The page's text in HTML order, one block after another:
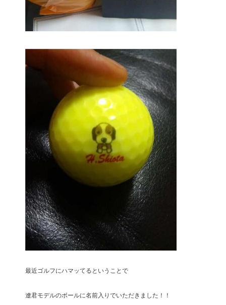
最近ゴルフにハマッてるということで
遼君モデルのボールに名前入りでいただきました！！